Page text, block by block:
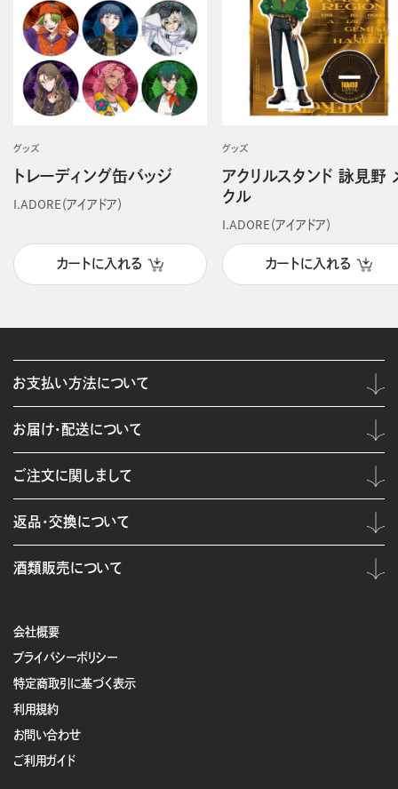
グッズ
トレーディング缶バッジ
I.ADORE（アイアドア）
カートに入れる
グッズ
アクリルスタンド 詠見野
クル
I.ADORE（アイアドア）
カートに入れる
会社概要
プライバシーポリシー
特定商取引に基づく表示
利用規約
お問い合わせ
ご利用ガイド
お支払い方法について
お届け・配送について
ご注文に関しまして
返品・交換について
酒類販売について